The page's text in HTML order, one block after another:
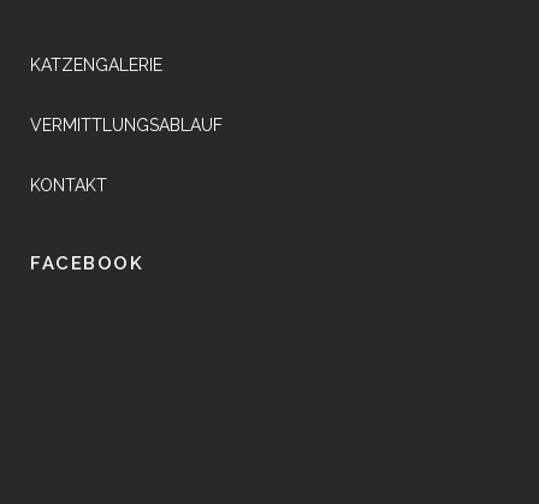
KATZENGALERIE
VERMITTLUNGSABLAUF
KONTAKT
FACEBOOK